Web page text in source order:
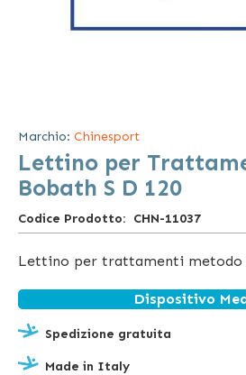
galleria
immagini
Marchio: Chinesport
Lettino per
Bobath S D 120
Codice Prodotto CHN-11037
Lettino per trattamenti metodo
Dispositivo
Spedizione gratuita
Made in Italy